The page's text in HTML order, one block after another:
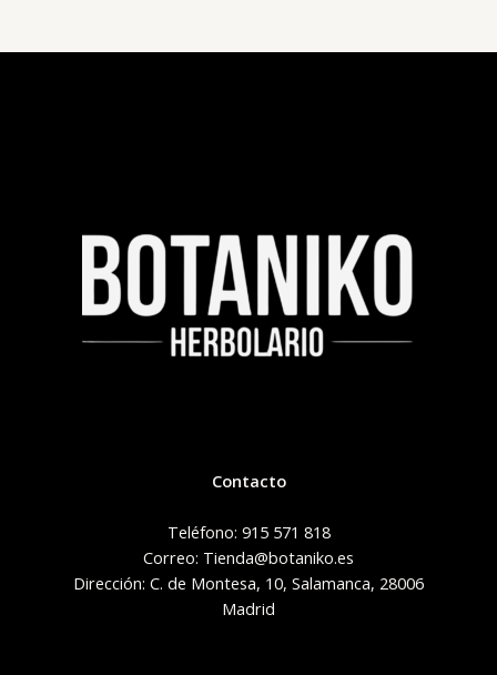
Contacto
Teléfono: 915 571 818
Correo: Tienda@botaniko.es
Dirección: C. de Montesa, 10, Salamanca, 28006
Madrid